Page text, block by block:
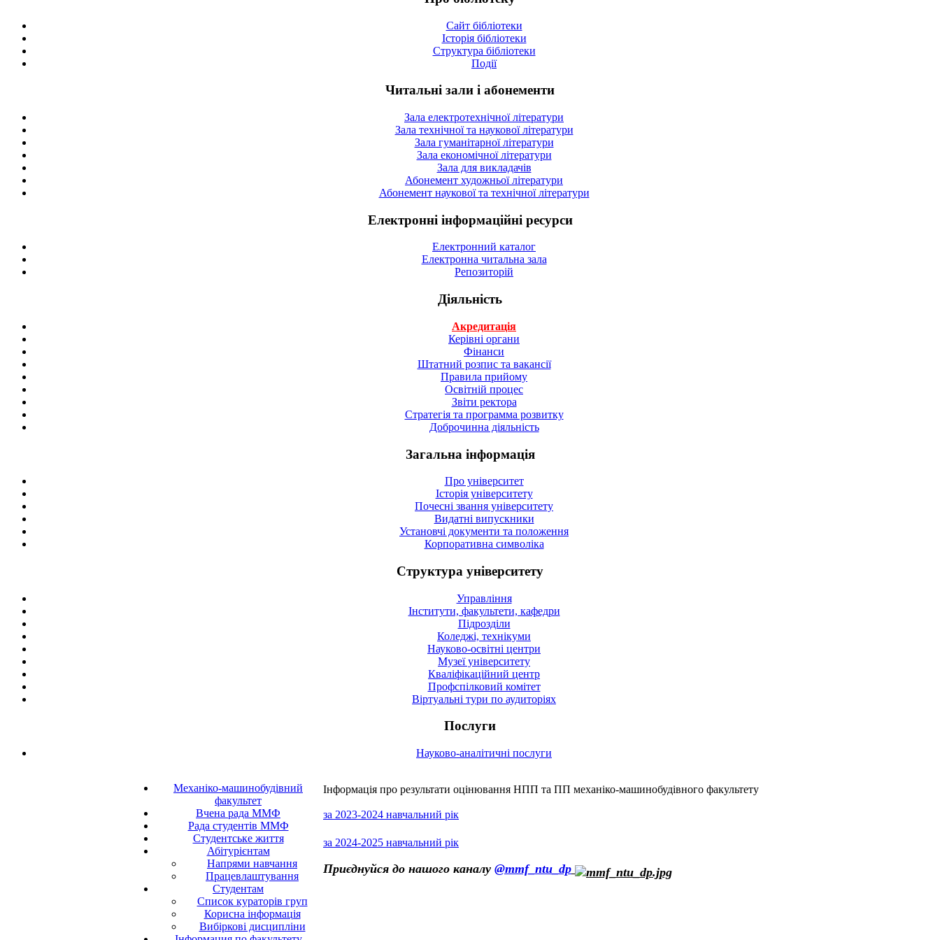
Сайт бібліотеки
Історія бібліотеки
Структура бібліотеки
Події
Читальні зали і абонементи
Зала електротехнічної літератури
Зала технічної та наукової літератури
Зала гуманітарної літератури
Зала економічної літератури
Зала для викладачів
Абонемент художньої літератури
Абонемент наукової та технічної літератури
Електронні інформаційні ресурси
Електронний каталог
Електронна читальна зала
Репозиторій
Діяльність
Акредитація
Керівні органи
Фінанси
Штатний розпис та вакансії
Правила прийому
Освітній процес
Звіти ректора
Стратегія та программа розвитку
Доброчинна діяльність
Загальна інформація
Про університет
Історія університету
Почесні звання університету
Видатні випускники
Установчі документи та положення
Корпоративна символiка
Структура університету
Управління
Інститути, факультети, кафедри
Підрозділи
Коледжі, технікуми
Науково-освітні центри
Музеї університету
Кваліфікаційний центр
Профспілковий комітет
Віртуальні тури по аудиторіях
Послуги
Науково-аналітичні послуги
Механіко-машинобудівний
факультет
Вчена рада ММФ
Рада студентів ММФ
Студентське життя
Абітурієнтам
Напрями навчання
Працевлаштування
Студентам
Список кураторів груп
Корисна інформація
Вибіркові дисципліни
Інформація про результати оцінювання НПП та ПП механіко-машинобудівного факультету
за 2023-2024 навчальний рік
за 2024-2025 навчальний рік
Приєднуйся до нашого каналу @mmf_ntu_dp